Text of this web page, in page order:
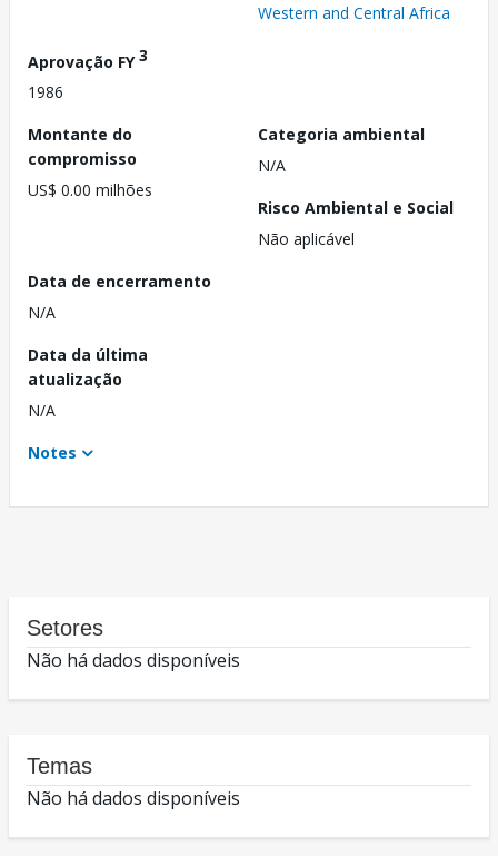
Western and Central Africa
Aprovação FY3
1986
Montante do
compromisso
US$ 0.00 milhões
Categoria ambiental
N/A
Risco Ambiental e Social
Não aplicável
Data de encerramento
N/A
Data da última
atualização
N/A
Notes
Setores
Não há dados disponíveis
Temas
Não há dados disponíveis